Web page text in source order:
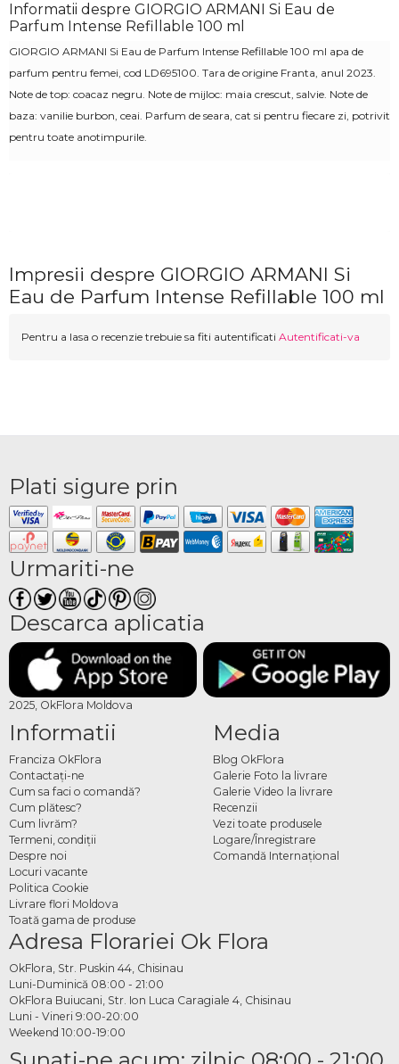
Informatii despre GIORGIO ARMANI Si Eau de
Parfum Intense Refillable 100 ml
GIORGIO ARMANI Si Eau de Parfum Intense Refillable 100 ml apa de
parfum pentru femei, cod LD695100. Tara de origine Franta, anul 2023.
Note de top: coacaz negru. Note de mijloc: maia crescut, salvie. Note de
baza: vanilie burbon, ceai. Parfum de seara, cat si pentru fiecare zi, potrivit
pentru toate anotimpurile.
Impresii despre GIORGIO ARMANI Si
Eau de Parfum Intense Refillable 100 ml
Pentru a lasa o recenzie trebuie sa fiti autentificati Autentificati-va
Plati sigure prin
Urmariti-ne
Descarca aplicatia
2025, OkFlora Moldova
Informatii
Franciza OkFlora
Contactaţi-ne
Cum sa faci o comandă?
Cum plătesc?
Cum livrăm?
Termeni, condiţii
Despre noi
Locuri vacante
Politica Cookie
Livrare flori Moldova
Toată gama de produse
Media
Blog OkFlora
Galerie Foto la livrare
Galerie Video la livrare
Recenzii
Vezi toate produsele
Logare/Înregistrare
Comandă Internațional
Adresa Florariei Ok Flora
OkFlora, Str. Puskin 44, Chisinau
Luni-Duminică 08:00 - 21:00
OkFlora Buiucani, Str. Ion Luca Caragiale 4, Chisinau
Luni - Vineri 9:00-20:00
Weekend 10:00-19:00